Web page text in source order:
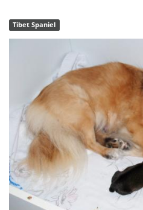
Tibet Spaniel